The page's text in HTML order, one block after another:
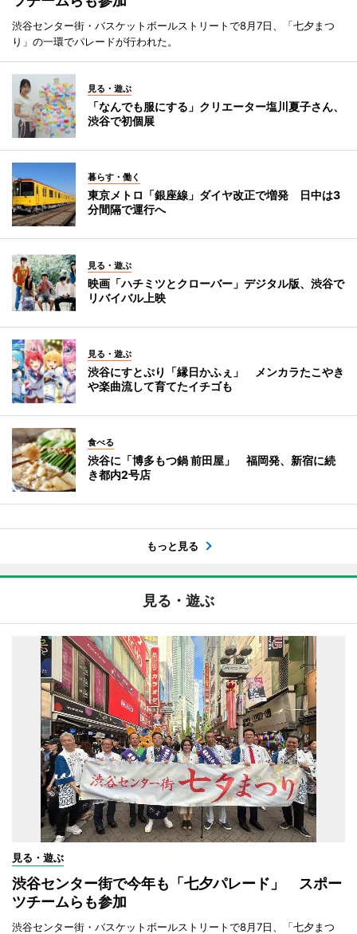
渋谷センター街・バスケットボールストリートで8月7日、「七夕まつ
り」の一環でパレードが行われた。
見る・遊ぶ
「なんでも服にする」クリエーター塩川夏子さん、
渋谷で初個展
暮らす・働く
東京メトロ「銀座線」ダイヤ改正で増発 日中は3
分間隔で運行へ
見る・遊ぶ
映画「ハチミツとクローバー」デジタル版、渋谷で
リバイバル上映
見る・遊ぶ
渋谷にすとぷり「縁日かふぇ」 メンカラたこやき
や楽曲流して育てたイチゴも
食べる
渋谷に「博多もつ鍋 前田屋」 福岡発、新宿に続
き都内2号店
もっと見る
見る・遊ぶ
見る・遊ぶ
渋谷センター街で今年も「七夕パレード」 スポー
ツチームらも参加
渋谷センター街・バスケットボールストリートで8月7日、「七夕まつ